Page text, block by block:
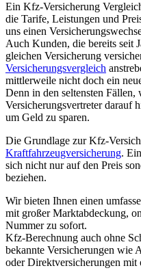
Ein Kfz-Versicherung
die Tarife, Leistungen und
uns einen
Auch Kunden, die bereits seit
gleichen Versicherung
Versicherungsvergleich
mittlerweile nicht doch ein
Denn in den seltensten
Versicherungsvertreter darauf
um Geld zu sparen.
Die Grundlage zur Kfz-
Kraftfahrzeugversicherung.
sich nicht nur auf den Preis
beziehen.
Wir bieten Ihnen einen
mit großer Marktabdeckung,
Nummer zu sofort.
Kfz-Berechnung auch ohne
bekannte Versicherungen
oder Direktversicherungen